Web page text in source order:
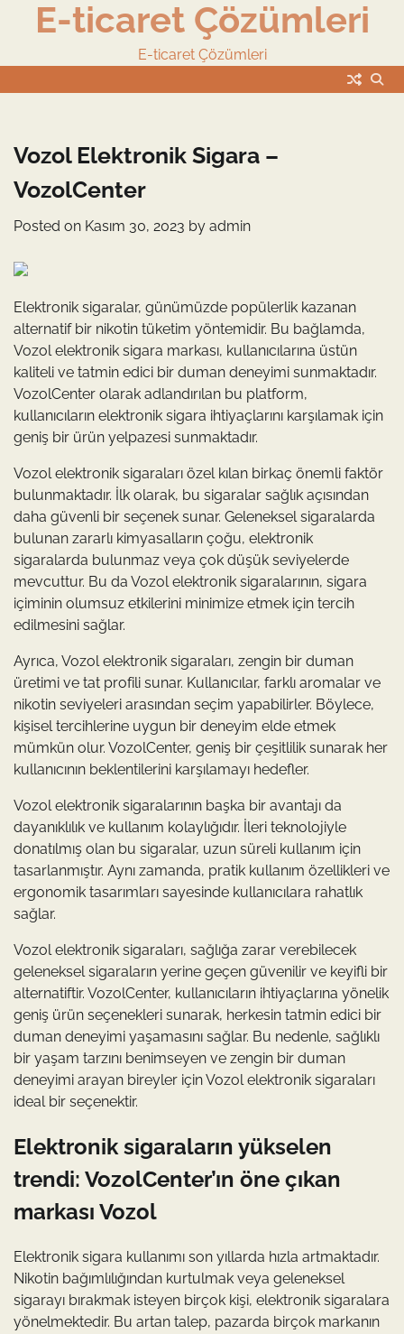
E-ticaret Çözümleri
E-ticaret Çözümleri
Vozol Elektronik Sigara –
VozolCenter
Posted on Kasım 30, 2023 by admin
Elektronik sigaralar, günümüzde popülerlik kazanan
alternatif bir nikotin tüketim yöntemidir. Bu bağlamda,
Vozol elektronik sigara markası, kullanıcılarına üstün
kaliteli ve tatmin edici bir duman deneyimi sunmaktadır.
VozolCenter olarak adlandırılan bu platform,
kullanıcıların elektronik sigara ihtiyaçlarını karşılamak için
geniş bir ürün yelpazesi sunmaktadır.
Vozol elektronik sigaraları özel kılan birkaç önemli faktör
bulunmaktadır. İlk olarak, bu sigaralar sağlık açısından
daha güvenli bir seçenek sunar. Geleneksel sigaralarda
bulunan zararlı kimyasalların çoğu, elektronik
sigaralarda bulunmaz veya çok düşük seviyelerde
mevcuttur. Bu da Vozol elektronik sigaralarının, sigara
içiminin olumsuz etkilerini minimize etmek için tercih
edilmesini sağlar.
Ayrıca, Vozol elektronik sigaraları, zengin bir duman
üretimi ve tat profili sunar. Kullanıcılar, farklı aromalar ve
nikotin seviyeleri arasından seçim yapabilirler. Böylece,
kişisel tercihlerine uygun bir deneyim elde etmek
mümkün olur. VozolCenter, geniş bir çeşitlilik sunarak her
kullanıcının beklentilerini karşılamayı hedefler.
Vozol elektronik sigaralarının başka bir avantajı da
dayanıklılık ve kullanım kolaylığıdır. İleri teknolojiyle
donatılmış olan bu sigaralar, uzun süreli kullanım için
tasarlanmıştır. Aynı zamanda, pratik kullanım özellikleri ve
ergonomik tasarımları sayesinde kullanıcılara rahatlık
sağlar.
Vozol elektronik sigaraları, sağlığa zarar verebilecek
geleneksel sigaraların yerine geçen güvenilir ve keyifli bir
alternatiftir. VozolCenter, kullanıcıların ihtiyaçlarına yönelik
geniş ürün seçenekleri sunarak, herkesin tatmin edici bir
duman deneyimi yaşamasını sağlar. Bu nedenle, sağlıklı
bir yaşam tarzını benimseyen ve zengin bir duman
deneyimi arayan bireyler için Vozol elektronik sigaraları
ideal bir seçenektir.
Elektronik sigaraların yükselen
trendi: VozolCenter’ın öne çıkan
markası Vozol
Elektronik sigara kullanımı son yıllarda hızla artmaktadır.
Nikotin bağımlılığından kurtulmak veya geleneksel
sigarayı bırakmak isteyen birçok kişi, elektronik sigaralara
yönelmektedir. Bu artan talep, pazarda birçok markanın